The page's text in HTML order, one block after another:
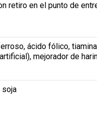
retiro en el punto de
ácido fólico,
mejorador de
soja